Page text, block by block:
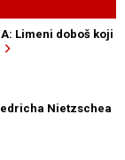
Limeni doboš koji
Nietzschea